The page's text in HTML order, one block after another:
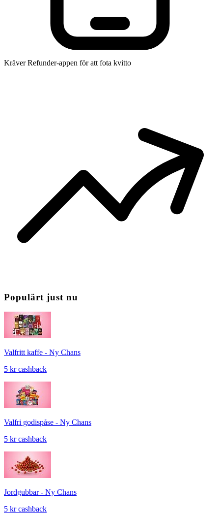
Kräver Refunder-appen för att fota kvitto
Populärt just nu
Valfritt kaffe - Ny Chans
5 kr cashback
Valfri godispåse - Ny Chans
5 kr cashback
Jordgubbar - Ny Chans
5 kr cashback